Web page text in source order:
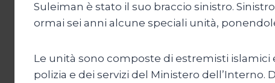
Suleiman è stato il suo braccio sinistro.
ormai sei anni alcune speciali unità,
Le unità sono composte di estremisti islamici
polizia e dei servizi del Ministero dell’Interno.